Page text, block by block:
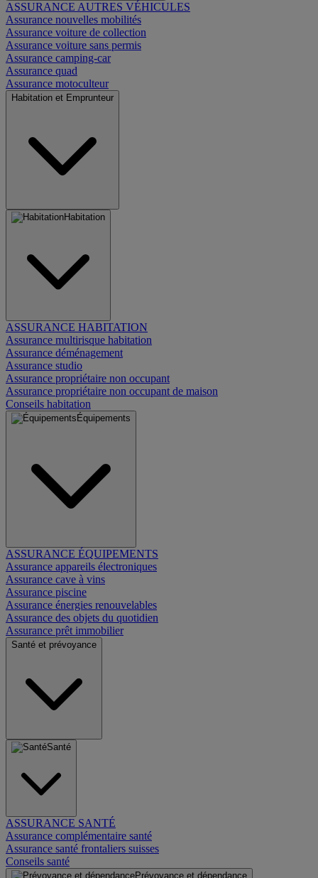
ASSURANCE AUTRES VÉHICULES
Assurance nouvelles mobilités
Assurance voiture de collection
Assurance voiture sans permis
Assurance camping-car
Assurance quad
Assurance motoculteur
Habitation et Emprunteur
Habitation
ASSURANCE HABITATION
Assurance multirisque habitation
Assurance déménagement
Assurance studio
Assurance propriétaire non occupant
Assurance propriétaire non occupant de maison
Conseils habitation
Équipements
ASSURANCE ÉQUIPEMENTS
Assurance appareils électroniques
Assurance cave à vins
Assurance piscine
Assurance énergies renouvelables
Assurance des objets du quotidien
Assurance prêt immobilier
Santé et prévoyance
Santé
ASSURANCE SANTÉ
Assurance complémentaire santé
Assurance santé frontaliers suisses
Conseils santé
Prévoyance et dépendance